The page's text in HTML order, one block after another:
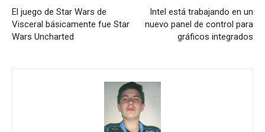
El juego de Star Wars de
Visceral básicamente fue Star
Wars Uncharted
Intel está trabajando en un
nuevo panel de control para
gráficos integrados